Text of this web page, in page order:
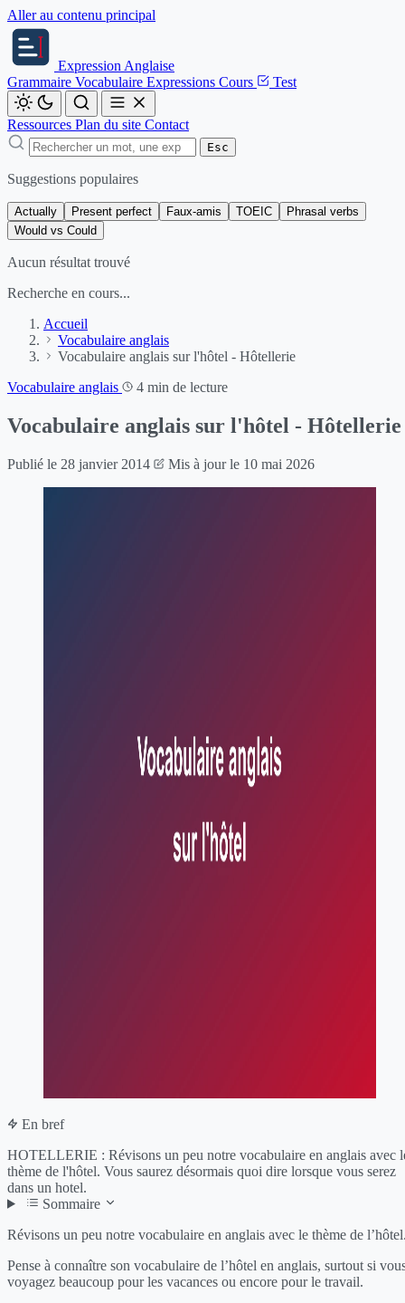
Aller au contenu principal
Expression Anglaise
Grammaire Vocabulaire Expressions Cours Test
Ressources Plan du site Contact
Esc
Suggestions populaires
Actually Present perfect Faux-amis TOEIC
Phrasal verbs
Would vs Could
Aucun résultat trouvé
Recherche en cours...
Accueil
Vocabulaire anglais
Vocabulaire anglais sur l'hôtel - Hôtellerie
Vocabulaire anglais
4 min de lecture
Vocabulaire anglais sur l'hôtel - Hôtellerie
Publié le 28 janvier 2014 Mis à jour le 10 mai 2026
En bref
HOTELLERIE : Révisons un peu notre vocabulaire en anglais avec
thème de l'hôtel. Vous saurez désormais quoi dire lorsque vous serez
dans un hotel.
Sommaire
Révisons un peu notre vocabulaire en anglais avec le thème de
Pense à connaître son vocabulaire de l’hôtel en anglais, surtout si
voyagez beaucoup pour les vacances ou encore pour le travail.